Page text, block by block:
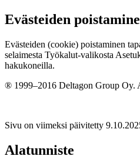
Evästeiden
Evästeiden (cookie) poistaminen
selaimesta Työkalut-valikosta
hakukoneilla.
® 1999–2016 Deltagon Group Oy.
Sivu on viimeksi päivitetty
Alatunniste